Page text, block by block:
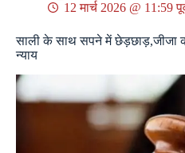
12 मार्च 2026 @ 11:59
साली के साथ सपने में छेड़छाड़,जीजा
न्याय